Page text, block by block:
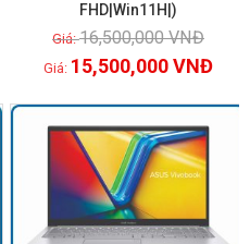
Xem chi tiết
FHD|Win11H|)
16,500,000VNĐ
15,500,000VNĐ
GIẢM GIÁ!